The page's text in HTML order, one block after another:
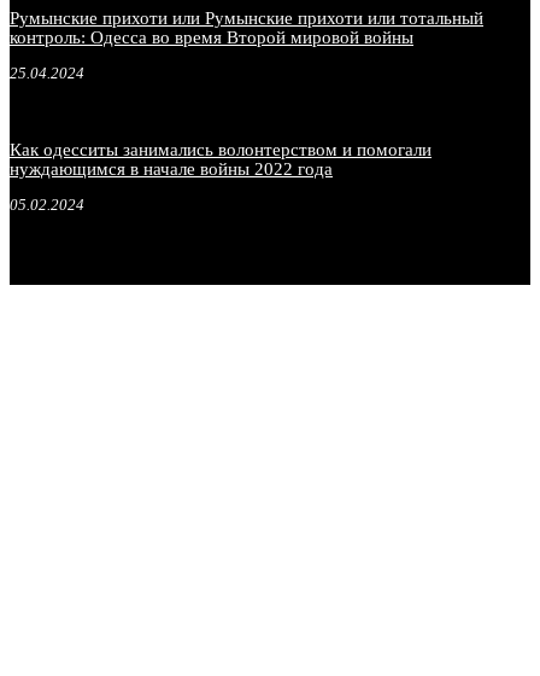
Румынские прихоти или Румынские прихоти или тотальный
контроль: Одесса во время Второй мировой войны
25.04.2024
Как одесситы занимались волонтерством и помогали
нуждающимся в начале войны 2022 года
05.02.2024